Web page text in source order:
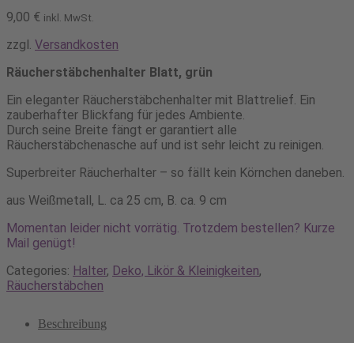
9,00 € inkl. MwSt.
zzgl. Versandkosten
Räucherstäbchenhalter Blatt, grün
Ein eleganter Räucherstäbchenhalter mit Blattrelief. Ein
zauberhafter Blickfang für jedes Ambiente.
Durch seine Breite fängt er garantiert alle
Räucherstäbchenasche auf und ist sehr leicht zu reinigen.
Superbreiter Räucherhalter – so fällt kein Körnchen daneben.
aus Weißmetall, L. ca 25 cm, B. ca. 9 cm
Momentan leider nicht vorrätig. Trotzdem bestellen? Kurze
Mail genügt!
Categories: Halter, Deko, Likör & Kleinigkeiten,
Räucherstäbchen
Beschreibung